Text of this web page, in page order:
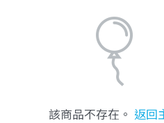
該商品不存在。 返回